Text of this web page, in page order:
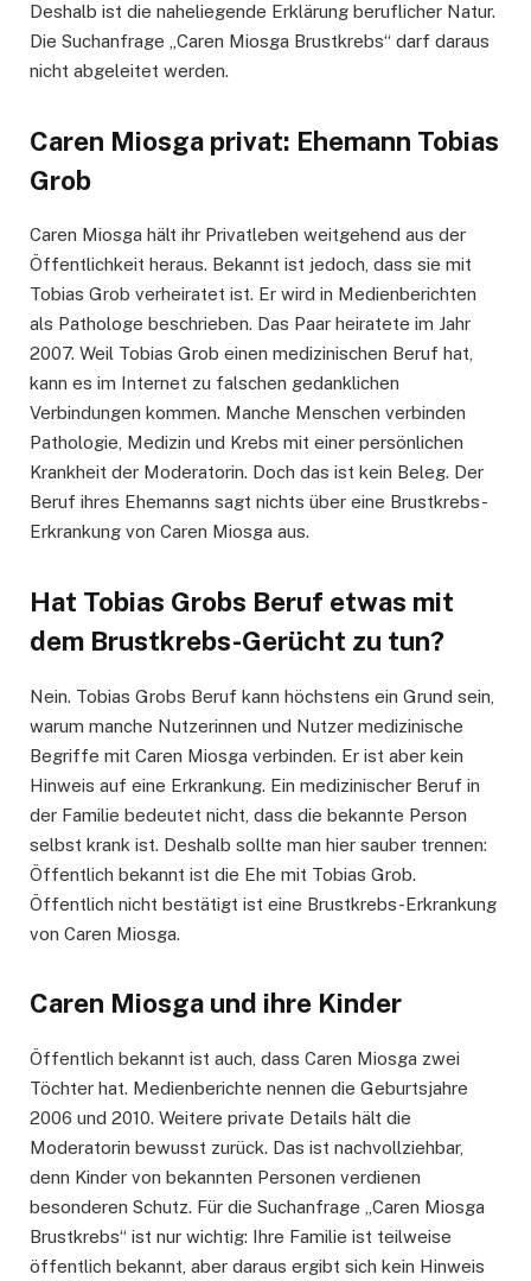
Deshalb ist die naheliegende Erklärung beruflicher Natur.
Die Suchanfrage „Caren Miosga Brustkrebs“ darf daraus
nicht abgeleitet werden.
Caren Miosga privat: Ehemann Tobias
Grob
Caren Miosga hält ihr Privatleben weitgehend aus der
Öffentlichkeit heraus. Bekannt ist jedoch, dass sie mit
Tobias Grob verheiratet ist. Er wird in Medienberichten
als Pathologe beschrieben. Das Paar heiratete im Jahr
2007. Weil Tobias Grob einen medizinischen Beruf hat,
kann es im Internet zu falschen gedanklichen
Verbindungen kommen. Manche Menschen verbinden
Pathologie, Medizin und Krebs mit einer persönlichen
Krankheit der Moderatorin. Doch das ist kein Beleg. Der
Beruf ihres Ehemanns sagt nichts über eine Brustkrebs-
Erkrankung von Caren Miosga aus.
Hat Tobias Grobs Beruf etwas mit
dem Brustkrebs-Gerücht zu tun?
Nein. Tobias Grobs Beruf kann höchstens ein Grund sein,
warum manche Nutzerinnen und Nutzer medizinische
Begriffe mit Caren Miosga verbinden. Er ist aber kein
Hinweis auf eine Erkrankung. Ein medizinischer Beruf in
der Familie bedeutet nicht, dass die bekannte Person
selbst krank ist. Deshalb sollte man hier sauber trennen:
Öffentlich bekannt ist die Ehe mit Tobias Grob.
Öffentlich nicht bestätigt ist eine Brustkrebs-Erkrankung
von Caren Miosga.
Caren Miosga und ihre Kinder
Öffentlich bekannt ist auch, dass Caren Miosga zwei
Töchter hat. Medienberichte nennen die Geburtsjahre
2006 und 2010. Weitere private Details hält die
Moderatorin bewusst zurück. Das ist nachvollziehbar,
denn Kinder von bekannten Personen verdienen
besonderen Schutz. Für die Suchanfrage „Caren Miosga
Brustkrebs“ ist nur wichtig: Ihre Familie ist teilweise
öffentlich bekannt, aber daraus ergibt sich kein Hinweis